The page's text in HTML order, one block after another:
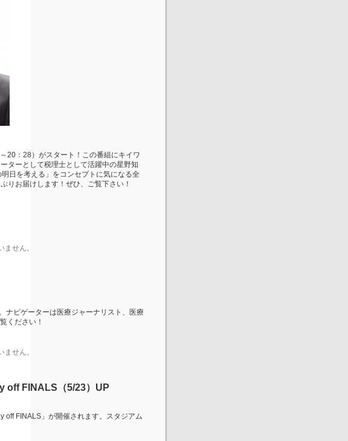
20：28）がスタート！この番組にキイワ
ターとして税理士として活躍中の星野知
日を考える」をコンセプトに気になる全
りお届けします！ぜひ、ご覧下さい！
ません。
ナビゲーターは医療ジャーナリスト、医療
ください！
ません。
off FINALS（5/23）UP
FINALS」が開催されます。スタジアム